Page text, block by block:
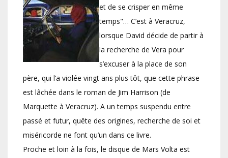
et de se crisper en même
temps"… C’est à Veracruz,
lorsque David décide de partir à
la recherche de Vera pour
s’excuser à la place de son
père, qui l’a violée vingt ans plus tôt, que cette phrase
est lâchée dans le roman de Jim Harrison (de
Marquette à Veracruz). A un temps suspendu entre
passé et futur, quête des origines, recherche de soi et
miséricorde ne font qu’un dans ce livre.
Proche et loin à la fois, le disque de Mars Volta est